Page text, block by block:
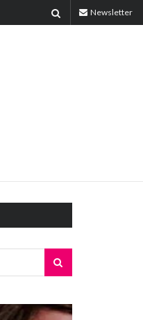
Newsletter